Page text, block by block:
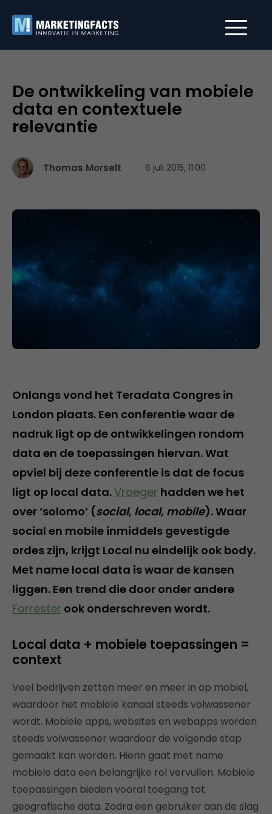
De ontwikkeling van mobiele
data en contextuele
relevantie
Thomas Morselt 6 juli 2015, 11:00
Onlangs vond het Teradata Congres in
London plaats. Een conferentie waar de
nadruk ligt op de ontwikkelingen rondom
data en de toepassingen hiervan. Wat
opviel bij deze conferentie is dat de focus
ligt op local data.Vroeger hadden we het
over ‘solomo’ (social, local, mobile). Waar
social en mobile inmiddels gevestigde
ordes zijn, krijgt Local nu eindelijk ook body.
Met name local data is waar de kansen
liggen. Een trend die door onder andere
Forrester ook onderschreven wordt.
Local data + mobiele toepassingen =
context
Veel bedrijven zetten meer en meer in op mobiel,
waardoor het mobiele kanaal steeds volwassener
wordt. Mobiele apps, websites en webapps worden
steeds volwassener waardoor de volgende stap
gemaakt kan worden. Hierin gaat met name
mobiele data een belangrijke rol vervullen. Mobiele
toepassingen bieden vooral toegang tot
geografische data. Zodra een gebruiker aan de slag